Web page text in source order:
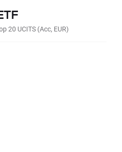
20 UCITS (Acc, EUR)